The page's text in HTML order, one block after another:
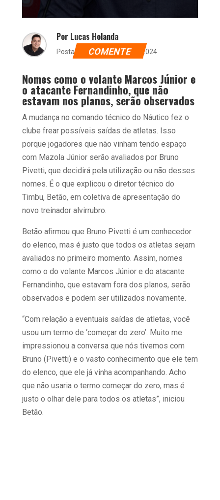
Por Lucas Holanda
Postado dia 12 de junho de 2024
COMENTE
Nomes como o volante Marcos Júnior e
o atacante Fernandinho, que não
estavam nos planos, serão observados
A mudança no comando técnico do Náutico fez o
clube frear possíveis saídas de atletas. Isso
porque jogadores que não vinham tendo espaço
com Mazola Júnior serão avaliados por Bruno
Pivetti, que decidirá pela utilização ou não desses
nomes. É o que explicou o diretor técnico do
Timbu, Betão, em coletiva de apresentação do
novo treinador alvirrubro.
Betão afirmou que Bruno Pivetti é um conhecedor
do elenco, mas é justo que todos os atletas sejam
avaliados no primeiro momento. Assim, nomes
como o do volante Marcos Júnior e do atacante
Fernandinho, que estavam fora dos planos, serão
observados e podem ser utilizados novamente.
“Com relação a eventuais saídas de atletas, você
usou um termo de ‘começar do zero’. Muito me
impressionou a conversa que nós tivemos com
Bruno (Pivetti) e o vasto conhecimento que ele tem
do elenco, que ele já vinha acompanhando. Acho
que não usaria o termo começar do zero, mas é
justo o olhar dele para todos os atletas”, iniciou
Betão.